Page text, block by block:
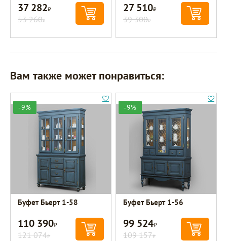
37 282Р
53 260Р
27 510Р
39 300Р
Вам также может понравиться:
-9%
Буфет Бьерт 1-58
110 390Р
121 074Р
-9%
Буфет Бьерт 1-56
99 524Р
109 157Р